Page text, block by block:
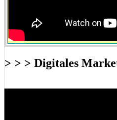
> > > Digitales